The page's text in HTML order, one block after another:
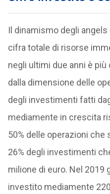
Il dinamismo degli
cifra totale di risorse
negli ultimi due anni è più
dalla dimensione delle
degli investimenti fatti
mediamente in crescita
50% delle operazioni che
26% degli investimenti
milione di euro. Nel 2019
investito mediamente